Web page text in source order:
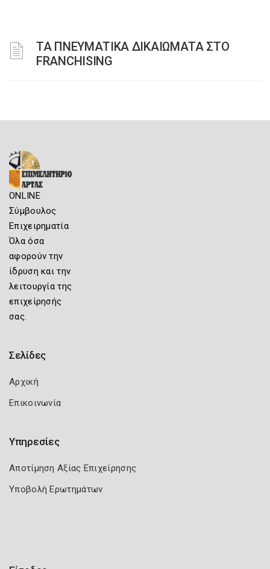
ΤΑ ΠΝΕΥΜΑΤΙΚΑ ΔΙΚΑΙΩΜΑΤΑ ΣΤΟ
FRANCHISING
ONLINE
Σύμβουλος
Επιχειρηματία
Όλα όσα
αφορούν την
ίδρυση και την
λειτουργία της
επιχείρησής
σας.
Σελίδες
Αρχική
Επικοινωνία
Υπηρεσίες
Αποτίμηση Αξίας Επιχείρησης
Υποβολή Ερωτημάτων